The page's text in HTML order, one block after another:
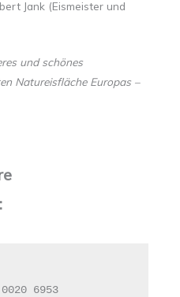
Jank (Eismeister und
und schönes
Natureisfläche Europas –
6953